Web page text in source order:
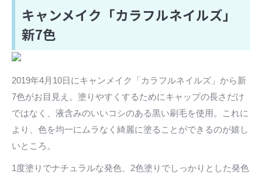
キャンメイク「カラフルネイルズ」
新7色
2019年4月10日にキャンメイク「カラフルネイルズ」から新
7色がお目見え。塗りやすくするためにキャップの長さだけ
ではなく、液含みのいいコシのある黒い刷毛を使用。これに
より、色を均一にムラなく綺麗に塗ることができるのが嬉し
いところ。
1度塗りでナチュラルな発色、2色塗りでしっかりとした発色